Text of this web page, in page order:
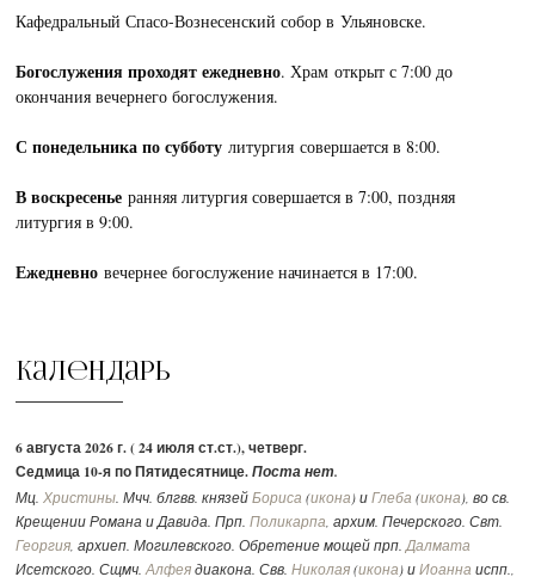
Кафедральный Спасо-Вознесенский собор в Ульяновске.
Богослужения проходят ежедневно. Храм открыт с 7:00 до
окончания вечернего богослужения.
С понедельника по субботулитургия совершается в 8:00.
В воскресеньеранняя литургия совершается в 7:00, поздняя
литургия в 9:00.
Ежедневновечернее богослужение начинается в 17:00.
Календарь
6 августа 2026 г. ( 24 июля ст.ст.), четверг.
Седмица 10-я по Пятидесятнице.Поста нет.
Мц.Христины. Мчч. блгвв. князейБориса (икона) иГлеба (икона), во св.
Крещении Романа и Давида. Прп.Поликарпа, архим. Печерского. Свт.
Георгия, архиеп. Могилевского. Обретение мощей прп.Далмата
Исетского. Сщмч.Алфея диакона. Свв.Николая (икона) иИоанна испп.,